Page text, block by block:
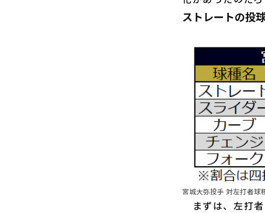
ストレートの投
宮城大弥投手 対左打者
まずは、左打